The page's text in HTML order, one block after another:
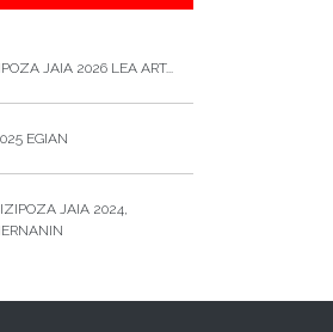
JAIA 2026 LEA ART...
EGIAN
JAIA 2024,